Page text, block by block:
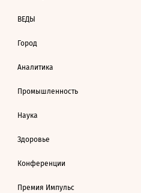
ВЕДЫ
Город
Аналитика
Промышленность
Наука
Здоровье
Конференции
Премия Импульс